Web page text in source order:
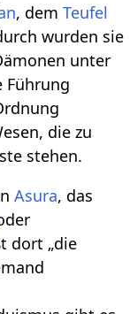
, demTeufel
wurden sie
unter
Führung
die zu
stehen.
Asura, das
dort „die